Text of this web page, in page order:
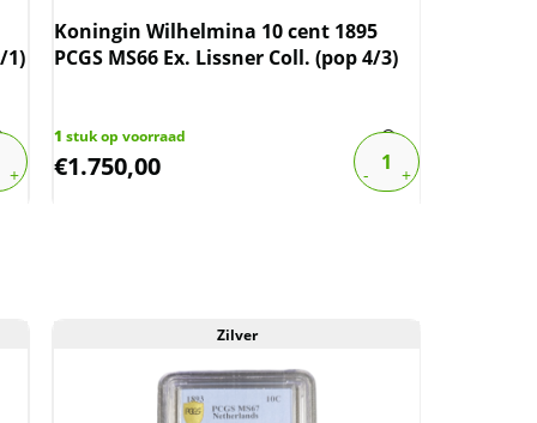
1)
Koningin Wilhelmina 10 cent 1895
PCGS MS66 Ex. Lissner Coll. (pop 4/3)
1 stuk op voorraad
€1.750,00
Zilver